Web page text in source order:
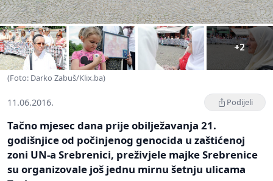
+2
(Foto: Darko Zabuš/Klix.ba)
11.06.2016. Podijeli
Tačno mjesec dana prije obilježavanja 21.
godišnjice od počinjenog genocida u zaštićenoj
zoni UN-a Srebrenici, preživjele majke Srebrenice
su organizovale još jednu mirnu šetnju ulicama